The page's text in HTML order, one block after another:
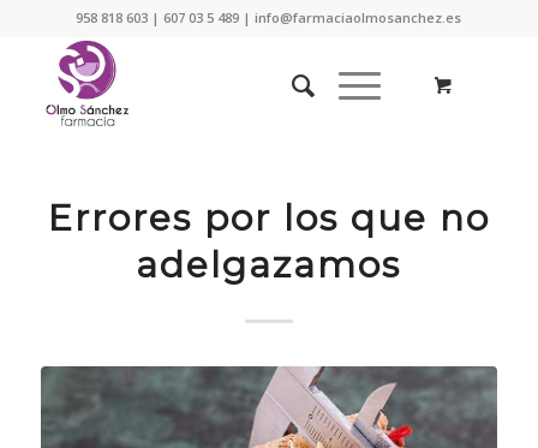
958 818 603 | 607 03 5 489 | info@farmaciaolmosanchez.es
Errores por los que no
adelgazamos